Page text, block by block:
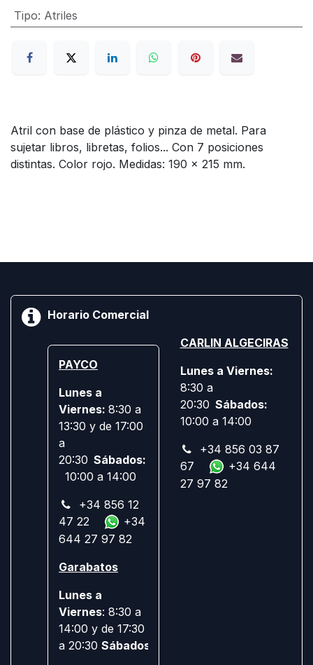
Tipo: Atriles
Atril con base de plástico y pinza de metal. Para
sujetar libros, libretas, folios... Con 7 posiciones
distintas. Color rojo. Medidas: 190 x 215 mm.
Horario Comercial
PAYCO
Lunes a
Viernes: 8:30 a
13:30 y de 17:00
a
20:30 Sábados:
10:00 a 14:00
+34 856 12
47 22
+34
644 27 97 82
Garabatos
Lunes a
Viernes: 8:30 a
14:00 y de 17:30
a 20:30 Sábados:
CARLIN ALGECIRAS
Lunes a Viernes:
8:30 a
20:30 Sábados:
10:00 a 14:00
+34 856 03 87
67
+34 644
27 97 82